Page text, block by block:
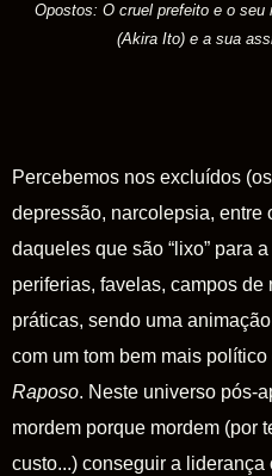
Opostos: O cruel prefeito e o
(Akira Ito) e a sua
Percebemos nos excluídos
depressão, narcolepsia, entre
daqueles que são “lixo” para
periferias, favelas, campos de
práticas, sendo uma
com um tom bem mais político
Raposo. Neste universo pós-
mordem porque mordem (por
custo...) conseguir a liderança